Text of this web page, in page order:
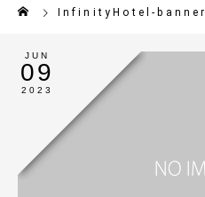
InfinityHotel-banner
JUN
09
2023